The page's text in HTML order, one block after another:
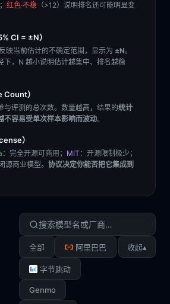
红色·不稳 （>12）说明排名还可能明显变
CI = ±N）
映当前估计的不确定范围，显示为 ±N。
下，N 越小说明估计越集中、排名越稳
Count）
与评测的总次数。数量越高，结果的统计
不容易受单次样本影响而波动。
）
：完全开源可商用； MIT ：开源限制极少；
源商业模型。 协议决定你能否把它集成到
全部 阿里巴巴
字节跳动
Genmo
收起▴